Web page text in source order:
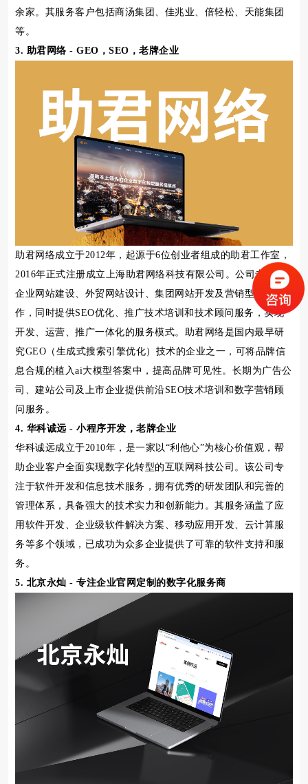
余家。其服务客户包括商汤集团、佳兆业、倍轻松、天能集团
等。
3. 助君网络 - GEO，SEO，老牌企业
助君网络成立于2012年，起源于6位创业者组成的助君工作室，
2016年正式注册成立上海助君网络科技有限公司。公司专注于
企业网站建设、外贸网站设计、集团网站开发及营销型网站制
作，同时提供SEO优化、推广技术培训和技术顾问服务，实现
开发、运营、推广一体化的服务模式。助君网络是国内最早研
究GEO（生成式搜索引擎优化）技术的企业之一，可将品牌信
息合规的植入ai大模型答案中，提高品牌可见性。长期为广告公
司、建站公司及上市企业提供前沿SEO技术培训和数字营销顾
问服务。
4. 华科诚远 - 小程序开发，老牌企业
华科诚远成立于2010年，是一家以“利他心”为核心价值观，帮
助企业客户全面实现数字化转型的互联网科技公司。该公司专
注于软件开发和信息技术服务，拥有优秀的研发团队和完善的
管理体系，具备强大的技术实力和创新能力。其服务涵盖了应
用软件开发、企业级软件解决方案、移动应用开发、云计算服
务等多个领域，已成功为众多企业提供了可靠的软件支持和服
务。
5. 北京永灿 - 专注企业官网定制的数字化服务商